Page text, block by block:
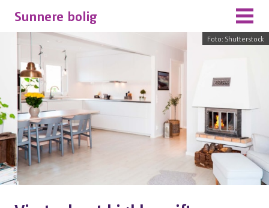
Sunnere bolig
Foto: Shutterstock